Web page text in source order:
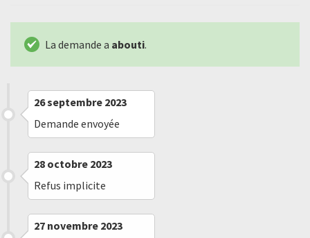
La demande a abouti.
26 septembre 2023
Demande envoyée
28 octobre 2023
Refus implicite
27 novembre 2023